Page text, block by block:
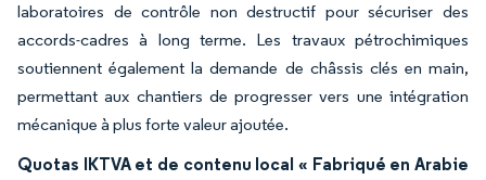
laboratoires de contrôle non destructif pour sécuriser des
accords-cadres à long terme. Les travaux pétrochimiques
soutiennent également la demande de châssis clés en main,
permettant aux chantiers de progresser vers une intégration
mécanique à plus forte valeur ajoutée.
Quotas IKTVA et de contenu local « Fabriqué en Arabie